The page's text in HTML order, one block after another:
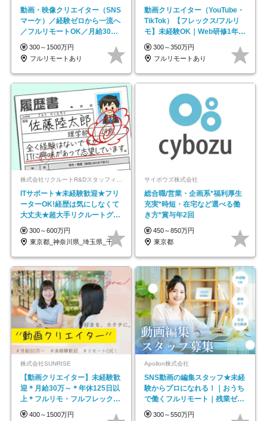
動画・映像クリエイター（SNS
マーケ）／経験ゼロから一流へ
／フルリモートOK／月給30万
円～／年休130日以上
300～1500万円
フルリモートあり
動画クリエイター（YouTube・
TikTok）【フレックス/フルリ
モ】未経験OK｜Web研修1年間
｜副業OK
300～350万円
フルリモートあり
株式会社リクルートR&Dスタッフィング【リクルートグループ】
ITサポート★未経験歓迎★フリ
ーターOK!経歴は気にしなくて
大丈夫★超大手リクルートグル
ープの正社員/sg
300～600万円
東京都_神奈川県_埼玉県_千葉県_大阪府…
サイボウズ株式会社
総合職/営業・企画系*福利厚生
充実*時短・在宅など選べる働
き方*賞与年2回
450～850万円
東京都
株式会社SUNRISE
【動画クリエイター】未経験歓
迎＊月給30万～＊年休125日以
上＊フルリモ・フルフレックス
◆10名の採用が決定◆
400～1500万円
Apollon株式会社
SNS動画の編集スタッフ★未経
験からプロになれる！｜おうち
で働くフルリモート｜残業ゼロ
で18時退勤◎
300～550万円